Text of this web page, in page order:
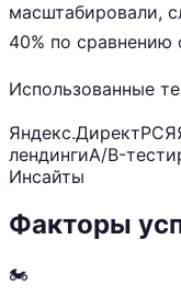
масштабировали,
40% по
Использованные
Яндекс.ДиректРСЯ
лендингиA/B-
Инсайты
Факторы
🏍️